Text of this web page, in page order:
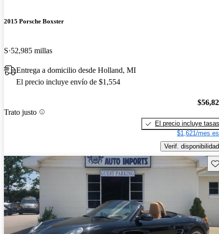
2015 Porsche Boxster
S 52,985 millas
Entrega a domicilio desde Holland, MI
El precio incluye envío de $1,554
Trato justo
El precio incluye tasas
$1,621/mes
Verif. disponibilidad